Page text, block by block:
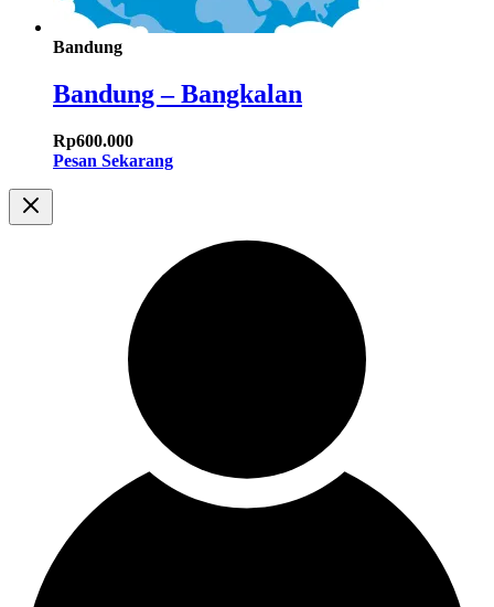
Bandung
Bandung – Bangkalan
Rp600.000
Pesan Sekarang